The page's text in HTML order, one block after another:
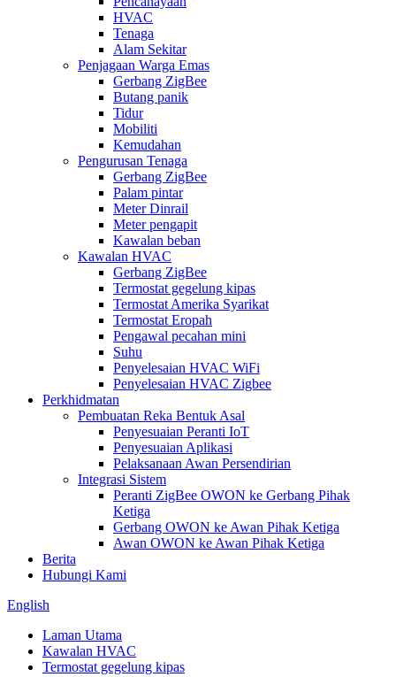
HVAC
Tenaga
Alam Sekitar
Penjagaan Warga Emas
Gerbang ZigBee
Butang panik
Tidur
Mobiliti
Kemudahan
Pengurusan Tenaga
Gerbang ZigBee
Palam pintar
Meter Dinrail
Meter pengapit
Kawalan beban
Kawalan HVAC
Gerbang ZigBee
Termostat gegelung kipas
Termostat Amerika Syarikat
Termostat Eropah
Pengawal pecahan mini
Suhu
Penyelesaian HVAC WiFi
Penyelesaian HVAC Zigbee
Perkhidmatan
Pembuatan Reka Bentuk Asal
Penyesuaian Peranti IoT
Penyesuaian Aplikasi
Pelaksanaan Awan Persendirian
Integrasi Sistem
Peranti ZigBee OWON ke Gerbang Pihak
Ketiga
Gerbang OWON ke Awan Pihak Ketiga
Awan OWON ke Awan Pihak Ketiga
Berita
Hubungi Kami
English
Laman Utama
Kawalan HVAC
Termostat gegelung kipas